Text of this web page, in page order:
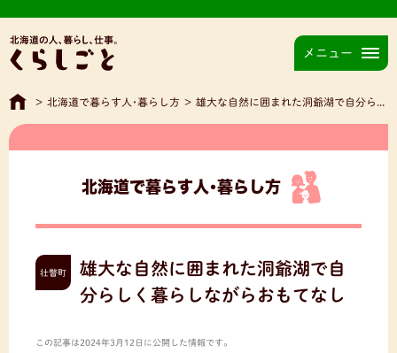
メニュー
> 北海道で暮らす人･暮らし方 > 雄大な自然に囲まれた洞爺湖で自分らしく暮らしながらおもてなし
北海道で暮らす人･暮らし方
壮瞥町
雄大な自然に囲まれた洞爺湖で自
分らしく暮らしながらおもてなし
この記事は2024年3月12日に公開した情報です。